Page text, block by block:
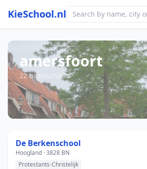
KieSchool.nl
amersfoort
22 basisschools
De Berkenschool
Hoogland · 3828 BN
Protestants-Christelijk